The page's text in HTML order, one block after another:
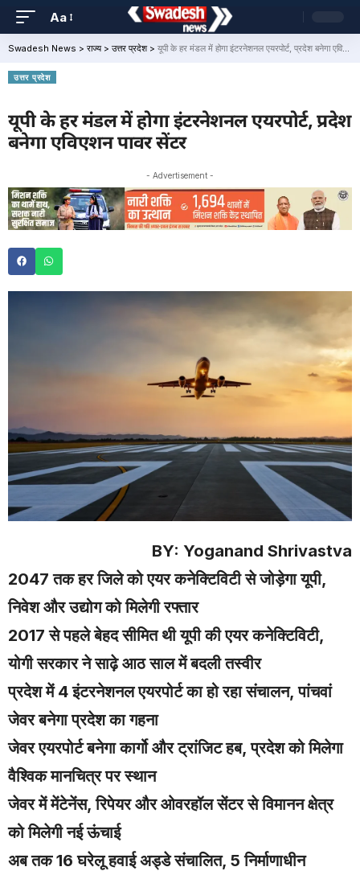
Aa
Swadesh News > राज्य> उत्तर प्रदेश> यूपी के हर मंडल में होगा इंटरनेशनल एयरपोर्ट, प्रदेश बनेगा एविएशन पावर सेंटर
उत्तर प्रदेश
यूपी के हर मंडल में होगा इंटरनेशनल एयरपोर्ट, प्रदेश
बनेगा एविएशन पावर सेंटर
- Advertisement -
BY: Yoganand Shrivastva
2047 तक हर जिले को एयर कनेक्टिविटी से जोड़ेगा यूपी,
निवेश और उद्योग को मिलेगी रफ्तार
2017 से पहले बेहद सीमित थी यूपी की एयर कनेक्टिविटी,
योगी सरकार ने साढ़े आठ साल में बदली तस्वीर
प्रदेश में 4 इंटरनेशनल एयरपोर्ट का हो रहा संचालन, पांचवां
जेवर बनेगा प्रदेश का गहना
जेवर एयरपोर्ट बनेगा कार्गो और ट्रांजिट हब, प्रदेश को मिलेगा
वैश्विक मानचित्र पर स्थान
जेवर में मेंटेनेंस, रिपेयर और ओवरहॉल सेंटर से विमानन क्षेत्र
को मिलेगी नई ऊंचाई
अब तक 16 घरेलू हवाई अड्डे संचालित, 5 निर्माणाधीन